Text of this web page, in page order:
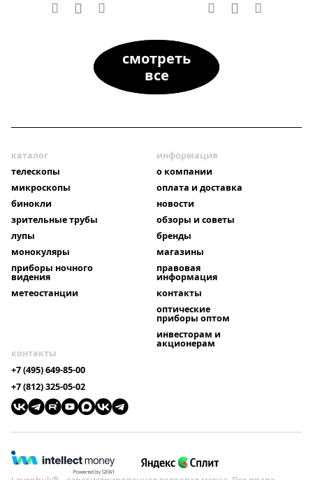
смотреть
все
каталог
телескопы
микроскопы
бинокли
зрительные трубы
лупы
монокуляры
приборы ночного
видения
метеостанции
информация
о компании
оплата и доставка
новости
обзоры и советы
бренды
магазины
правовая
информация
контакты
оптические
приборы оптом
инвесторам и
акционерам
контакты
+7 (495) 649-85-00
+7 (812) 325-05-02